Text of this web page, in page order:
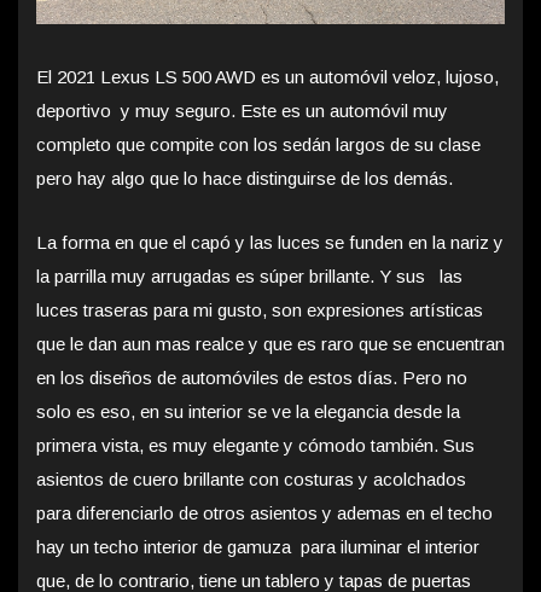
El 2021 Lexus LS 500 AWD es un automóvil veloz, lujoso,
deportivo y muy seguro. Este es un automóvil muy
completo que compite con los sedán largos de su clase
pero hay algo que lo hace distinguirse de los demás.
La forma en que el capó y las luces se funden en la nariz y
la parrilla muy arrugadas es súper brillante. Y sus las
luces traseras para mi gusto, son expresiones artísticas
que le dan aun mas realce y que es raro que se encuentran
en los diseños de automóviles de estos días. Pero no
solo es eso, en su interior se ve la elegancia desde la
primera vista, es muy elegante y cómodo también. Sus
asientos de cuero brillante con costuras y acolchados
para diferenciarlo de otros asientos y ademas en el techo
hay un techo interior de gamuza para iluminar el interior
que, de lo contrario, tiene un tablero y tapas de puertas